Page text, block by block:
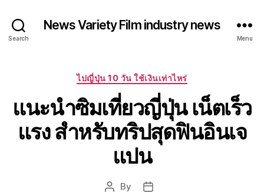
Search
News Variety Film industry news
Menu
Categories
ไปญี่ปุ่น 10 วัน ใช้เงินเท่าไหร่
แนะนำซิมเที่ยวญี่ปุ่น เน็ตเร็ว
แรง สำหรับทริปสุดฟินอินเจ
แปน
Post
By
Post